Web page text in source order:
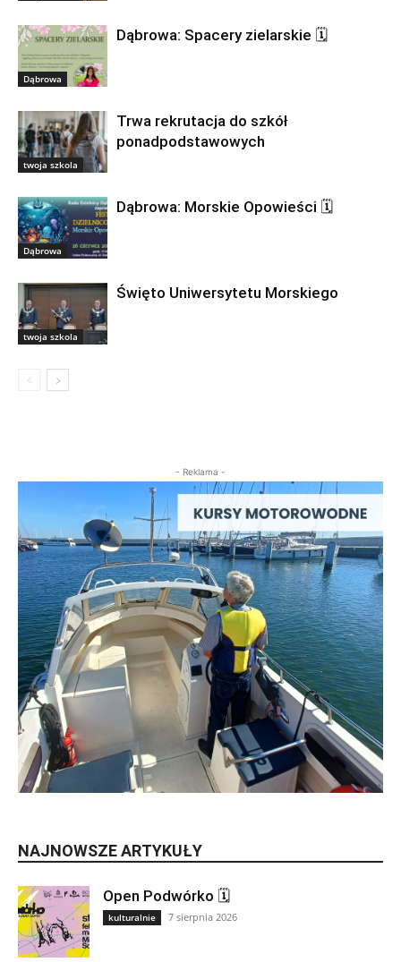
Dąbrowa
Dąbrowa: Spacery zielarskie 🗓
twoja szkola
Trwa rekrutacja do szkół
ponadpodstawowych
Dąbrowa
Dąbrowa: Morskie Opowieści 🗓
twoja szkola
Święto Uniwersytetu Morskiego
- Reklama -
NAJNOWSZE ARTYKUŁY
Open Podwórko 🗓
kulturalnie 7 sierpnia 2026